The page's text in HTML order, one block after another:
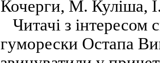
Кочерги, М. Куліша,
Читачі з інтересом
гуморески Остапа